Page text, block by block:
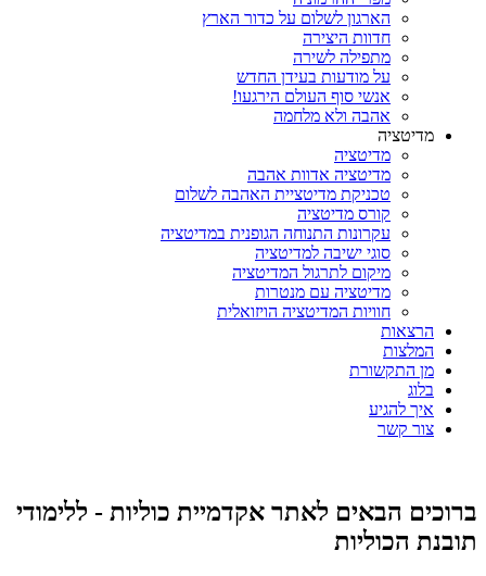
הארגון לשלום על כדור הארץ
חדוות היצירה
מתפילה לשירה
על מודעות בעידן החדש
אנשי סוף העולם הירגעו!
אהבה ולא מלחמה
מדיטציה
מדיטציה
מדיטציה אדוות אהבה
טכניקת מדיטציית האהבה לשלום
קורס מדיטציה
עקרונות התנוחה הגופנית במדיטציה
סוגי ישיבה למדיטציה
מיקום לתרגול המדיטציה
מדיטציה עם מנטרות
חוויות המדיטציה הויזואלית
הרצאות
המלצות
מן התקשורת
בלוג
איך להגיע
צור קשר
ברוכים הבאים לאתר אקדמיית כוליות - ללימודי
תובנת הכוליות